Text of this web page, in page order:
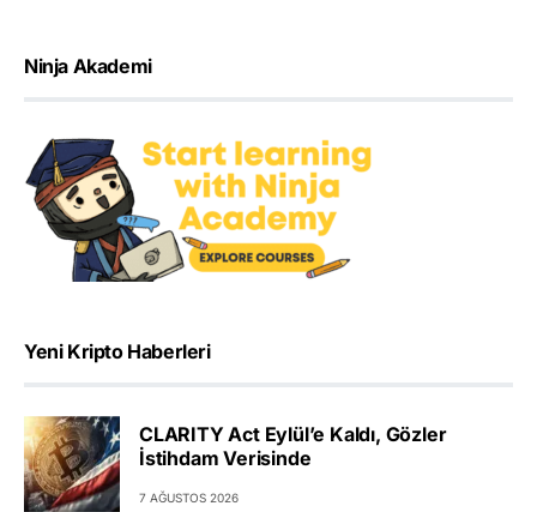
Ninja Akademi
Yeni Kripto Haberleri
CLARITY Act Eylül’e Kaldı, Gözler
İstihdam Verisinde
7 AĞUSTOS 2026